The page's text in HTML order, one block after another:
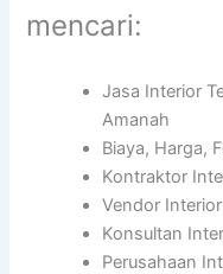
mencari:
Jasa Interior
Amanah
Biaya, Harga,
Kontraktor
Vendor
Konsultan
Perusahaan